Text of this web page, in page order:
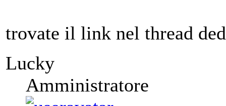
trovate il link nel thread
Lucky
Amministratore